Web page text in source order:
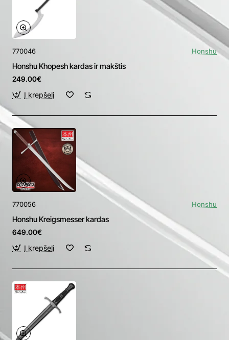
770046 Honshu
Honshu Khopesh kardas ir makštis
249.00€
Į krepšelį
770056 Honshu
Honshu Kreigsmesser kardas
649.00€
Į krepšelį